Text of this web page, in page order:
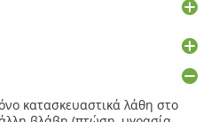
κατασκευαστικά λάθη στο